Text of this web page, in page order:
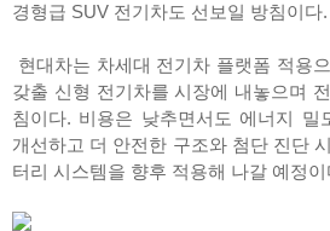
경형급 SUV 전기차도 선보일 방침이다.
현대차는 차세대 전기차 플랫폼 적용
갖출 신형 전기차를 시장에 내놓으며
침이다. 비용은 낮추면서도 에너지 밀
개선하고 더 안전한 구조와 첨단 진단
터리 시스템을 향후 적용해 나갈 예정이